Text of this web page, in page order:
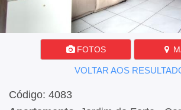
FOTOS
VOLTAR AOS
Código: 4083